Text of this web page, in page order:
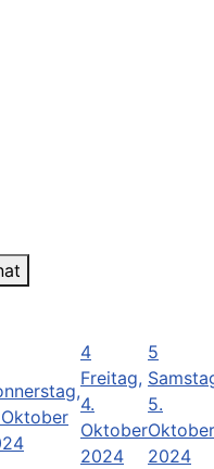
4
Freitag,
4.
Oktober
2024
5
5.
Oktober
2024